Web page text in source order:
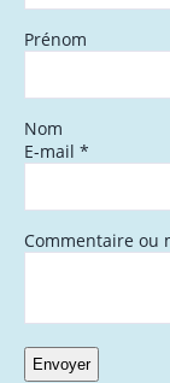
Prénom
Nom
E-mail *
Commentaire ou
Envoyer